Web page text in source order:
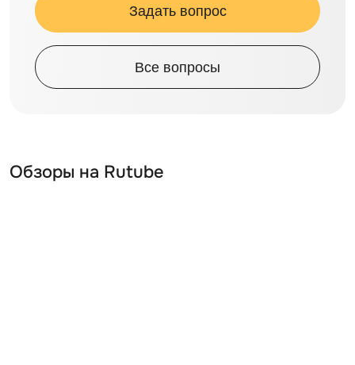
Задать вопрос
Все вопросы
Обзоры на Rutube